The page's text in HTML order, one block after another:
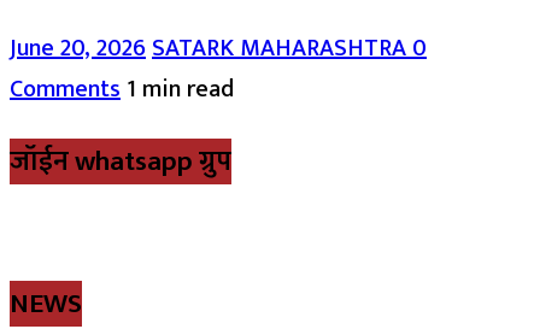
June 20, 2026SATARK MAHARASHTRA0
Comments1 min read
जॉईन whatsapp ग्रुप
NEWS